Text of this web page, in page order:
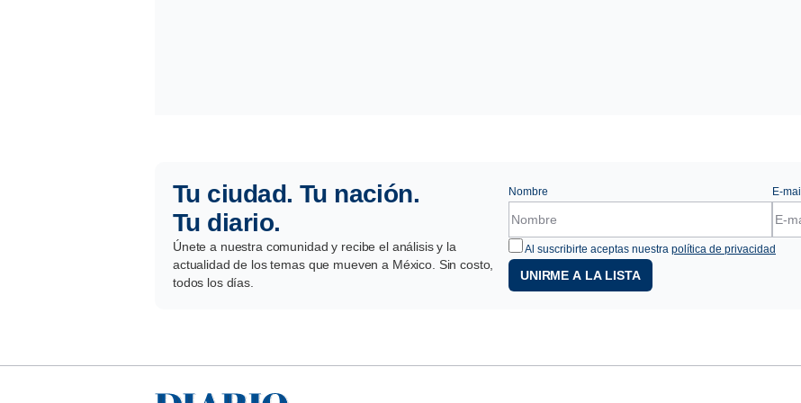
Tu ciudad. Tu nación.
Tu diario.
Únete a nuestra comunidad y recibe el análisis y la
actualidad de los temas que mueven a México. Sin costo,
todos los días.
Nombre E-mail
Al suscribirte aceptas nuestra política de privacidad
UNIRME A LA LISTA